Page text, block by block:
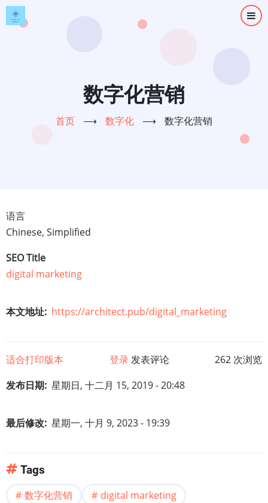
跳
转
数字化营销
首页 ⟶ 数字化 ⟶ 数字化营销
语言
Chinese, Simplified
SEO Title
digital marketing
本文地址 https://architect.pub/digital_marketing
适合打印版本 登录发表评论
262 次浏览
发布日期 星期日, 十二月 15, 2019 - 20:48
最后修改 星期一, 十月 9, 2023 - 19:39
Tags
数字化营销 digital marketing